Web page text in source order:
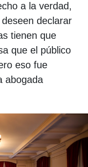
a la verdad,
declarar
tienen que
que el público
eso fue
abogada